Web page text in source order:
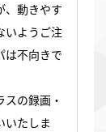
、動きやす
いようご注
は不向きで
の録画・
いたしま